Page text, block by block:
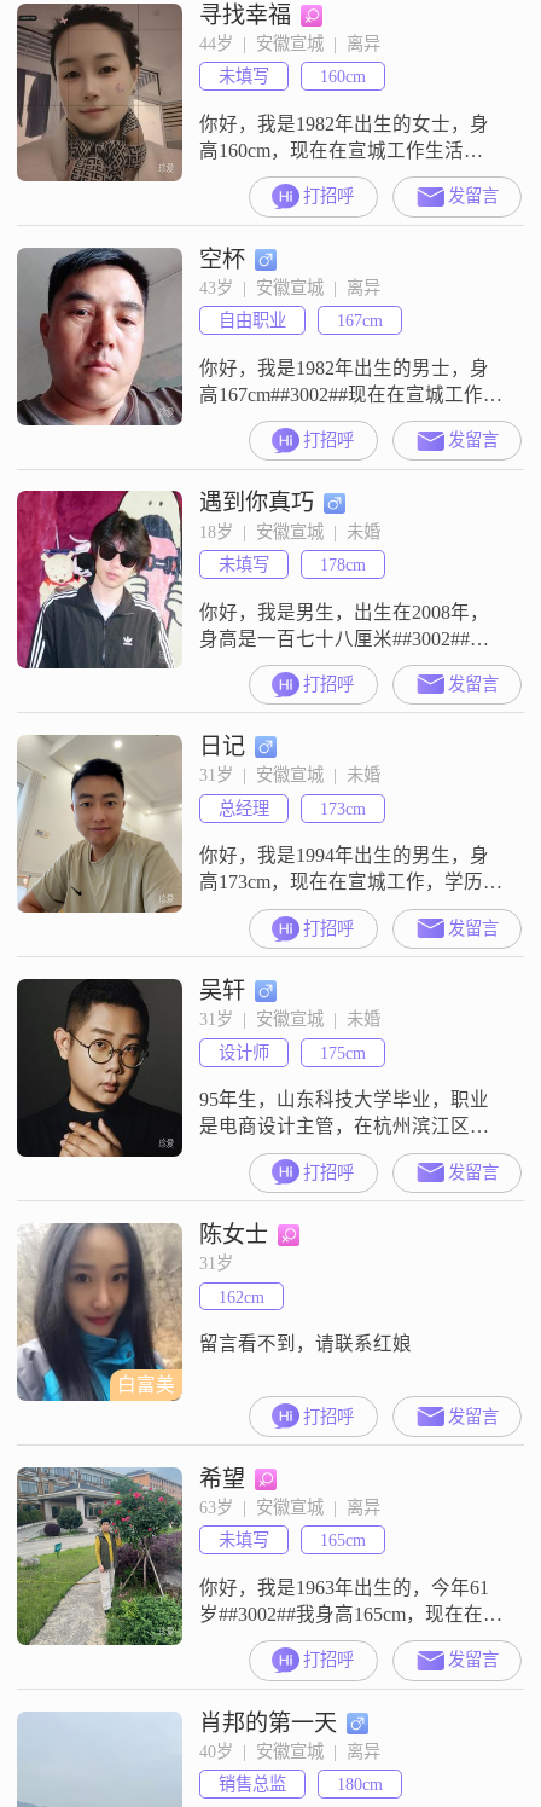
人，性格温柔体贴，为人真诚可靠
##3002##在与人交往的过程中，我
愿意做到信任包容##3002##平时我
比较关注美妆护肤方面的内容，性
格上
寻找幸福
44岁  |  安徽宣城  |  离异
未填写
160cm
你好，我是1982年出生的女士，身
高160cm，现在在宣城工作生活
##3002##我的学历是大专，目前的
月收入在3000元以下##3002##我是
一个温柔体贴##3001##独立自信
##3001##真诚可靠的人##3002##在
生活中，我比较看重家庭，会把家
庭放在优先的位置，也追求简单踏
实的幸福##3002##我比较享
打招呼 发留言
空杯
43岁  |  安徽宣城  |  离异
自由职业
167cm
你好，我是1982年出生的男士，身
高167cm##3002##现在在宣城工作，
月收入在3000元以下，学历是高中
及以下##3002##关于我的情况，我
在这里直接说明，不绕弯子
##3002##我找对象就是奔着结婚去
的，想找一个可以踏实过日子的人
##3002##我对另一半的要求是希望
我们能做到真诚相待，大家相处没
有隐瞒，有
打招呼 发留言
遇到你真巧
18岁  |  安徽宣城  |  未婚
未填写
178cm
你好，我是男生，出生在2008年，
身高是一百七十八厘米##3002##我
的月收入在五千零一元到八千元这
个范围，现在的工作地点是在宣城
##3002##我的学历是大学本科
##3002##我这个人责任感比较强，
性格乐观积极，平时随和容易相
处，做事成熟稳重，对人也很有耐
心，比较包容##3002##平时闲暇的
时候，我是一个电影爱
打招呼 发留言
日记
31岁  |  安徽宣城  |  未婚
总经理
173cm
你好，我是1994年出生的男生，身
高173cm，现在在宣城工作，学历是
大学本科，月收入在50000元以上
##3002##我的性格是稳重可靠的，
平时也幽默风趣，待人真诚，做事
比较成熟稳重##3002##对待感情我
比较专一忠诚，希望两个人能相互
尊重，三观契合，真诚相待
##3002##平时空闲的时候，我喜欢
看电影，也喜欢外出
打招呼 发留言
吴轩
31岁  |  安徽宣城  |  未婚
设计师
175cm
95年生，山东科技大学毕业，职业
是电商设计主管，在杭州滨江区工
作（杭州到郎溪高铁1小时），青岛
美术家协会会员，兴趣是油画，摄
影，徒步，看艺术展##3002##郎溪
有婚房（未装修）##3002##现在每
天做饭，婚后愿意主动承担家务
##3002##为人老实，之前一直忙于
工作，不太主动与女性交流
##3002##家里父母已开始
打招呼 发留言
白富美
陈女士
31岁
162cm
留言看不到，请联系红娘
打招呼 发留言
希望
63岁  |  安徽宣城  |  离异
未填写
165cm
你好，我是1963年出生的，今年61
岁##3002##我身高165cm，现在在宣
城工作生活##3002##我的学历是高
中及以下，目前的月收入在3000元
以下##3002##我这个人性格比较随
和，平时很容易相处##3002##对待
感情和生活，我是一个真诚可靠的
人##3002##平时性格温柔体贴，也
希望未来的另一半能感受到
打招呼 发留言
肖邦的第一天
40岁  |  安徽宣城  |  离异
销售总监
180cm